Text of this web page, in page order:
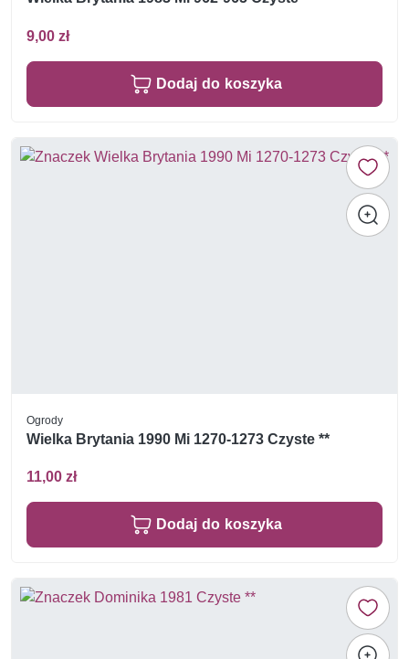
9,00 zł
Dodaj do koszyka
Ogrody
Wielka Brytania 1990 Mi 1270-1273 Czyste **
11,00 zł
Dodaj do koszyka